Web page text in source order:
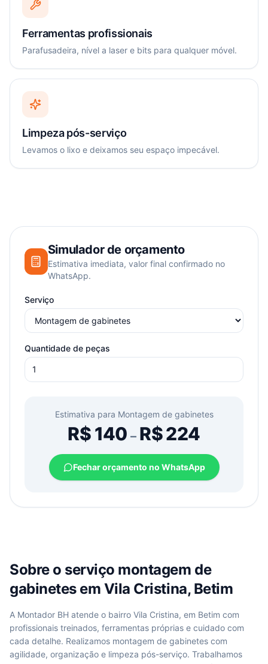
Ferramentas profissionais
Parafusadeira, nível a laser e bits para qualquer móvel.
Limpeza pós-serviço
Levamos o lixo e deixamos seu espaço impecável.
Simulador de orçamento
Estimativa imediata, valor final confirmado no
WhatsApp.
Serviço
Quantidade de peças
Estimativa para Montagem de gabinetes
R$140 –R$224
Fechar orçamento no WhatsApp
Sobre o serviço montagem de
gabinetesem Vila Cristina, Betim
A Montador BH atende o bairro Vila Cristina, em Betim com
profissionais treinados, ferramentas próprias e cuidado com
cada detalhe. Realizamos montagem de gabinetes com
agilidade, organização e limpeza pós-serviço. Trabalhamos